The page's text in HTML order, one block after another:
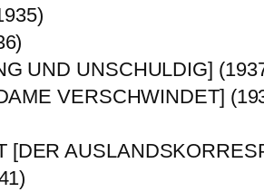
UND UNSCHULDIG]
VERSCHWINDET]
[DER